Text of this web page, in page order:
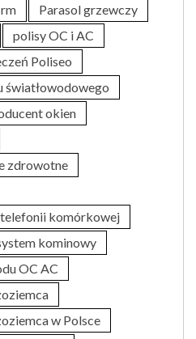
Parasol grzewczy
polisy OC i AC
Poliseo
okien
zdrowotne
komórkowej
kominowy
OC AC
w Polsce